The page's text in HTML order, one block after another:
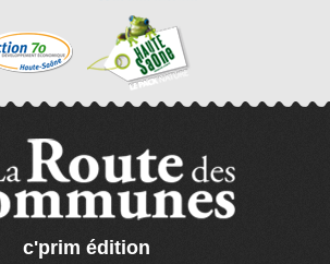
c'prim édition